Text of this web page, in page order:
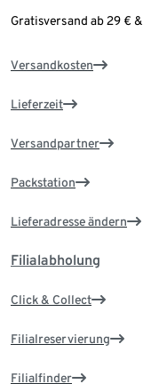
Gratisversand ab 29 €
Versandkosten
Lieferzeit
Versandpartner
Packstation
Lieferadresse ändern
Filialabholung
Click & Collect
Filialreservierung
Filialfinder